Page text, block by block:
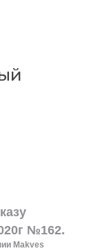
№162.
Makves